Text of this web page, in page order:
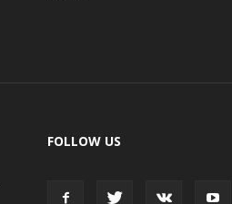
FOLLOW US